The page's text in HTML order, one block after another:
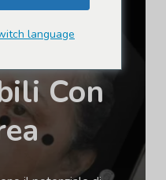
Con
language